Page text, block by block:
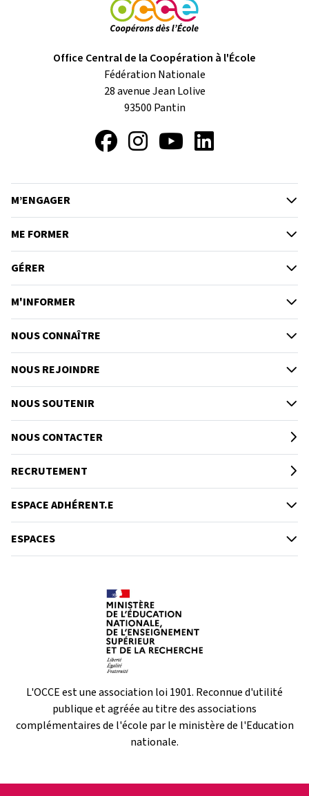
Office Central de la Coopération à l'École
Fédération Nationale
28 avenue Jean Lolive
93500 Pantin
FacebookInstagramYouTube
M’ENGAGER
ME FORMER
GÉRER
M'INFORMER
NOUS CONNAÎTRE
NOUS REJOINDRE
NOUS SOUTENIR
NOUS CONTACTER
RECRUTEMENT
ESPACE ADHÉRENT.E
ESPACES
L'OCCE est une association loi 1901. Reconnue d'utilité
publique et agréée au titre des associations
complémentaires de l'école par le ministère de l'Education
nationale.